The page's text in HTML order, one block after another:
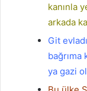
kanınla
arkada
Git
bağrıma
ya gazi